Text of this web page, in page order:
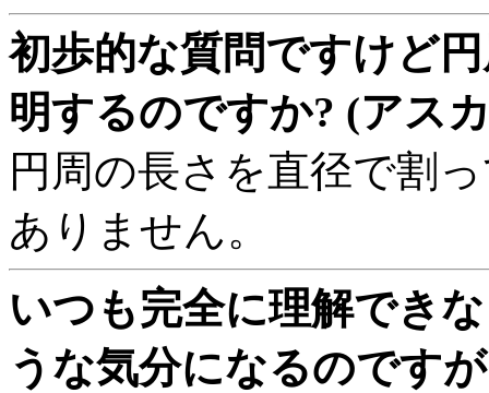
初歩的な質問ですけど
明するのですか? (アス
円周の長さを直径で割
ありません。
いつも完全に理解でき
うな気分になるのです